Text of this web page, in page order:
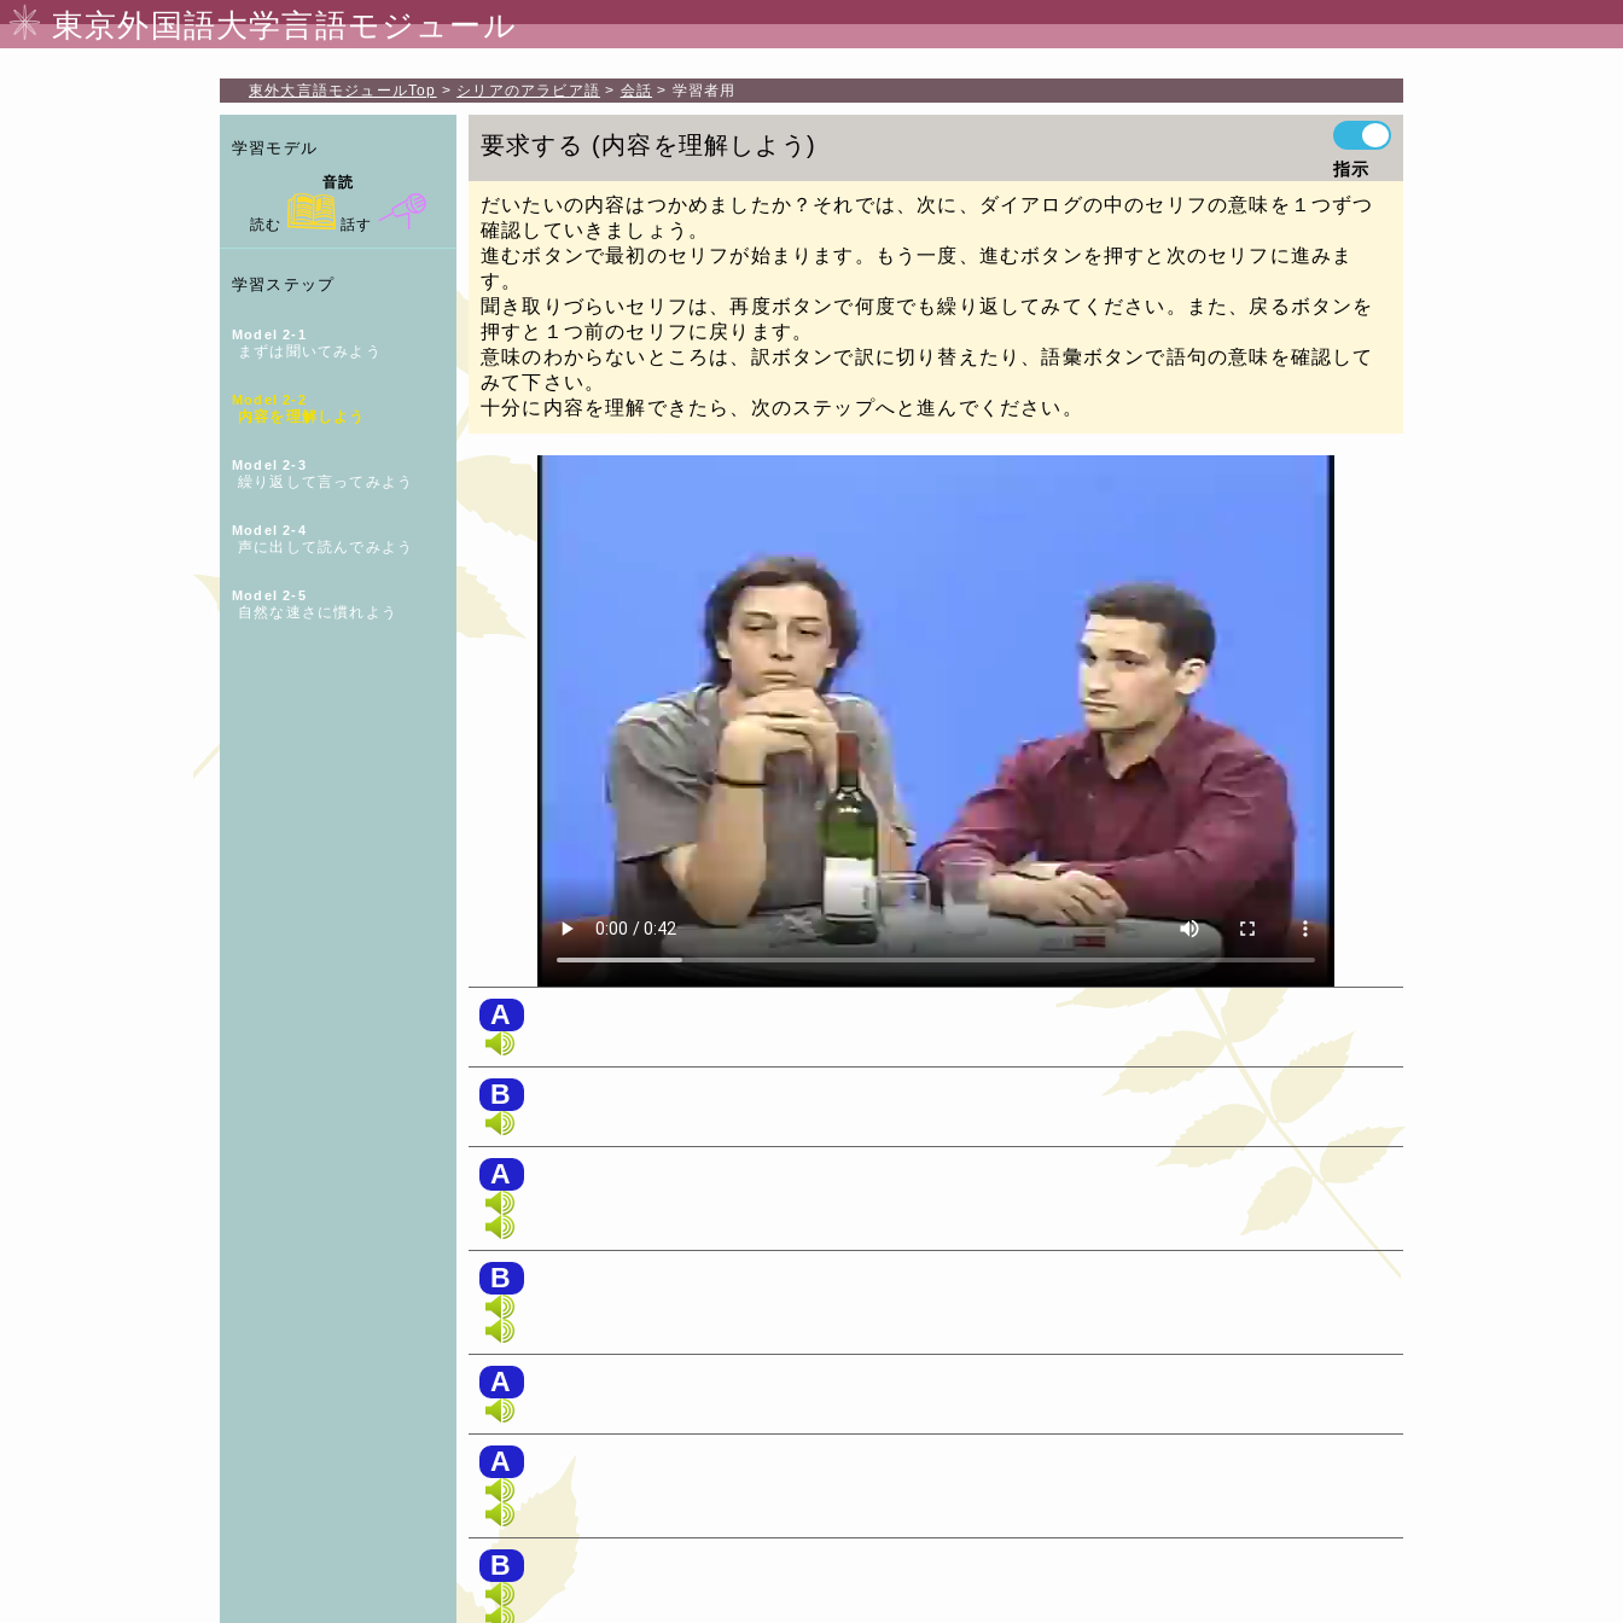
東京外国語大学言語モジュール
東外大言語モジュールTop シリアのアラビア語 会話 学習者用
学習モデル
音読
読む 話す
学習ステップ
Model 2-1
まずは聞いてみよう
Model 2-2
内容を理解しよう
Model 2-3
繰り返して言ってみよう
Model 2-4
声に出して読んでみよう
Model 2-5
自然な速さに慣れよう
要求する 内容を理解しよう
指示
だいたいの内容はつかめましたか？それでは、次に、ダイアログの中のセリフの意味を１つずつ
確認していきましょう。
進むボタンで最初のセリフが始まります。もう一度、進むボタンを押すと次のセリフに進みま
す。
聞き取りづらいセリフは、再度ボタンで何度でも繰り返してみてください。また、戻るボタンを
押すと１つ前のセリフに戻ります。
意味のわからないところは、訳ボタンで訳に切り替えたり、語彙ボタンで語句の意味を確認して
みて下さい。
十分に内容を理解できたら、次のステップへと進んでください。
A
B
A
B
A
A
B